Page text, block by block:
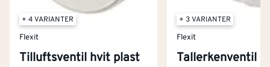
+ 4 VARIANTER
Flexit
Tilluftsventil hvit plast
+ 3 VARIANTER
Flexit
Tallerkenventil